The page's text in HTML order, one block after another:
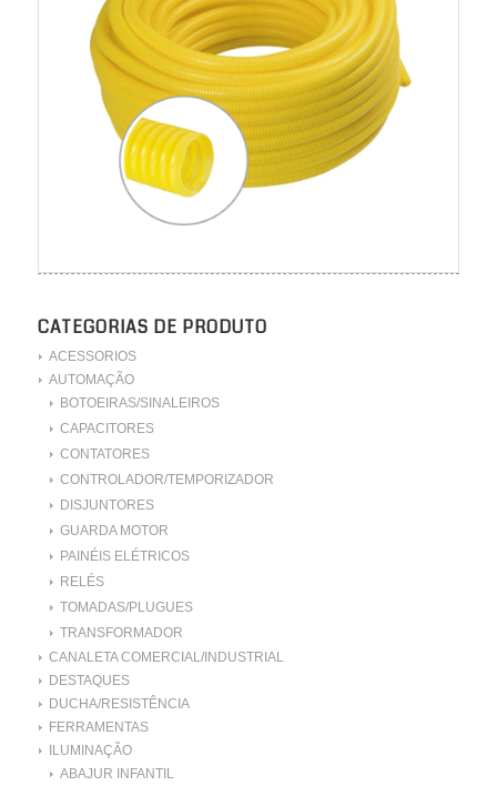
CATEGORIAS DE PRODUTO
ACESSORIOS
AUTOMAÇÃO
BOTOEIRAS/SINALEIROS
CAPACITORES
CONTATORES
CONTROLADOR/TEMPORIZADOR
DISJUNTORES
GUARDA MOTOR
PAINÉIS ELÉTRICOS
RELÉS
TOMADAS/PLUGUES
TRANSFORMADOR
CANALETA COMERCIAL/INDUSTRIAL
DESTAQUES
DUCHA/RESISTÊNCIA
FERRAMENTAS
ILUMINAÇÃO
ABAJUR INFANTIL